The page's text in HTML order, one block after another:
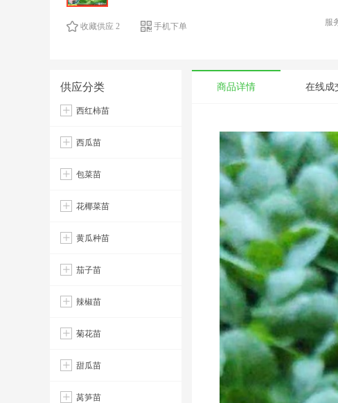
收藏供应 2 手机下单 服
供应分类
西红柿苗
西瓜苗
包菜苗
花椰菜苗
黄瓜种苗
茄子苗
辣椒苗
菊花苗
甜瓜苗
莴笋苗
商品详情 在线成